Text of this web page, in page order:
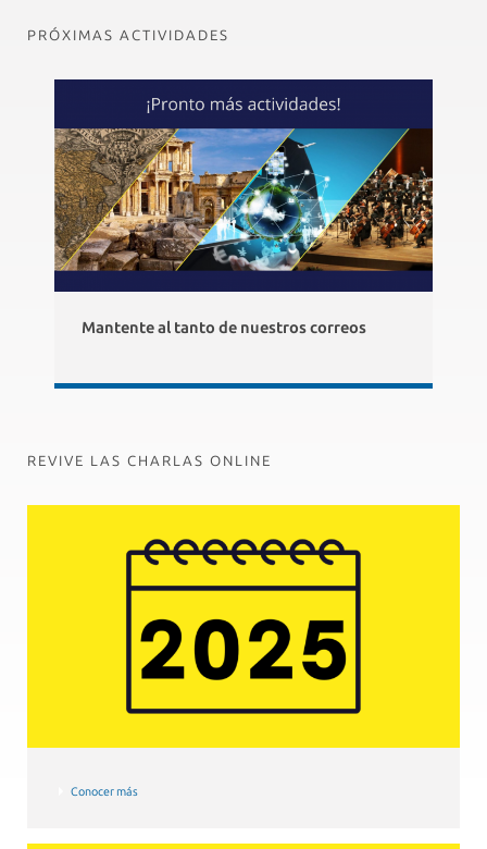
PRÓXIMAS ACTIVIDADES
Mantente al tanto de nuestros correos
REVIVE LAS CHARLAS ONLINE
Conocer más